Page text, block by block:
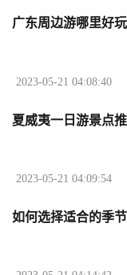
广东周边游哪里好
2023-05-21 04:08:40
夏威夷一日游景点
2023-05-21 04:09:54
如何选择适合的季